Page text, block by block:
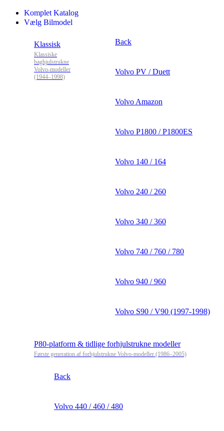
Komplet Katalog
Vælg Bilmodel
Klassisk
Klassiske
baghjulstrukne
Volvo-modeller
(1944–1998)
Back
Volvo PV / Duett
Volvo Amazon
Volvo P1800 / P1800ES
Volvo 140 / 164
Volvo 240 / 260
Volvo 340 / 360
Volvo 740 / 760 / 780
Volvo 940 / 960
Volvo S90 / V90 (1997-1998)
P80-platform & tidlige forhjulstrukne modeller
Første generation af forhjulstrukne Volvo-modeller (1986–2005)
Back
Volvo 440 / 460 / 480